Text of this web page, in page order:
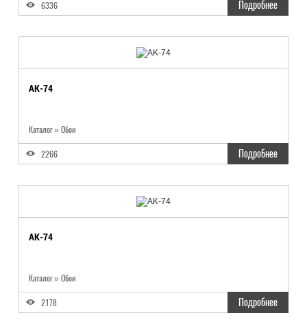
6336 Подробнее
AK-74
Каталог» Обои
2266 Подробнее
AK-74
Каталог» Обои
2178 Подробнее